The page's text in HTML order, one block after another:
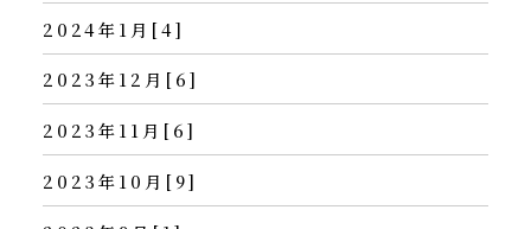
2024年1月[4]
2023年12月[6]
2023年11月[6]
2023年10月[9]